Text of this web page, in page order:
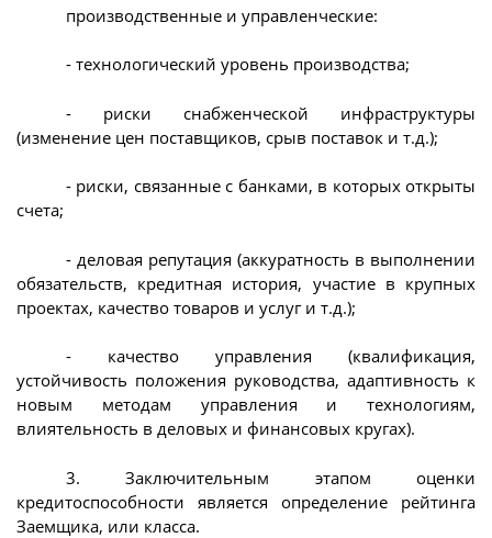
производственные и управленческие:
- технологический уровень производства;
- риски снабженческой инфраструктуры
(изменение цен поставщиков, срыв поставок и т.д.);
- риски, связанные с банками, в которых открыты
счета;
- деловая репутация (аккуратность в выполнении
обязательств, кредитная история, участие в крупных
проектах, качество товаров и услуг и т.д.);
- качество управления (квалификация,
устойчивость положения руководства, адаптивность к
новым методам управления и технологиям,
влиятельность в деловых и финансовых кругах).
3. Заключительным этапом оценки
кредитоспособности является определение рейтинга
Заемщика, или класса.